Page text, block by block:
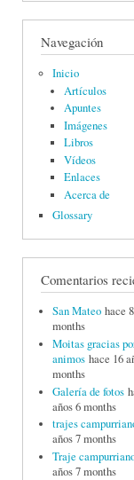
Navegación
Inicio
Artículos
Apuntes
Imágenes
Libros
Vídeos
Enlaces
Acerca de
Glossary
Comentarios
San Mateo hace
months
Moitas gracias
animos hace 16
months
Galería de fotos
años 6 months
trajes
años 7 months
Traje
años 7 months